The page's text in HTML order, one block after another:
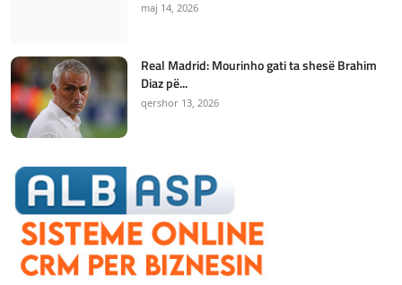
maj 14, 2026
Real Madrid: Mourinho gati ta shesë Brahim
Diaz pë...
qershor 13, 2026